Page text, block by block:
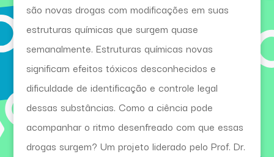
são novas drogas com modificações em suas
estruturas químicas que surgem quase
semanalmente. Estruturas químicas novas
significam efeitos tóxicos desconhecidos e
dificuldade de identificação e controle legal
dessas substâncias. Como a ciência pode
acompanhar o ritmo desenfreado com que essas
drogas surgem? Um projeto liderado pelo Prof. Dr.